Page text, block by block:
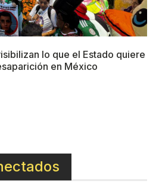
lo que el Estado quiere
en México